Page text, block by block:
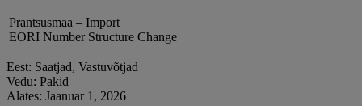
Prantsusmaa – Import
EORI Number Structure Change
Eest: Saatjad, Vastuvõtjad
Vedu: Pakid
Alates: Jaanuar 1, 2026